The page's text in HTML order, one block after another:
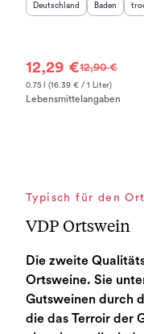
Herkunftsland
Deutschland Baden
12,29 €12,90 €
0.75 l (16.39 € / 1 Liter)
Lebensmittelangaben
Typisch für den Ort
VDP Ortswein
Die zweite
Ortsweine. Sie
Gutsweinen durch
die das Terroir der